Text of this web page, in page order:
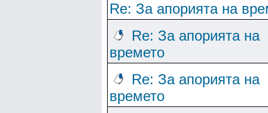
Re: За апорията на
Re: За апорията на
времето
Re: За апорията на
времето